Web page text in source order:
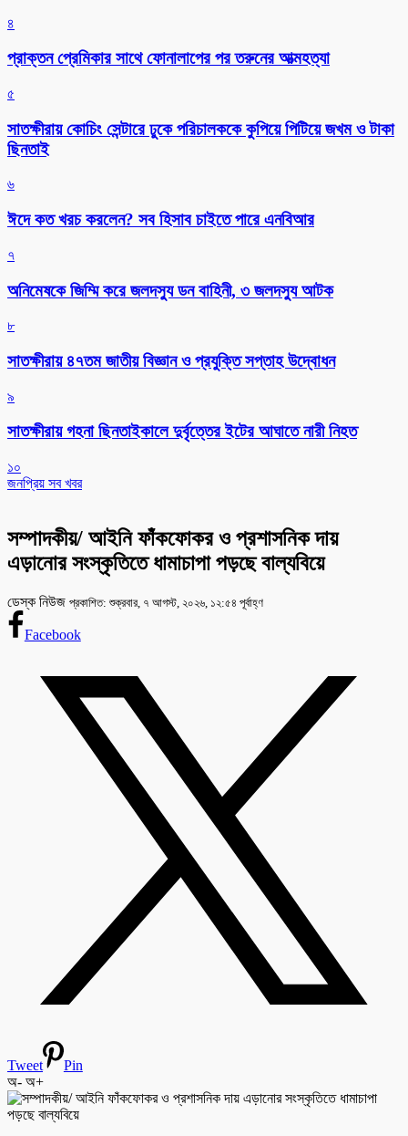
৪
প্রাক্তন প্রেমিকার সাথে ফোনালাপের পর তরুনের আত্মহত্যা
৫
সাতক্ষীরায় কোচিং সেন্টারে ঢুকে পরিচালককে কুপিয়ে পিটিয়ে জখম ও টাকা
ছিনতাই
৬
ঈদে কত খরচ করলেন? সব হিসাব চাইতে পারে এনবিআর
৭
অনিমেষকে জিম্মি করে জলদস্যু ডন বাহিনী, ৩ জলদস্যু আটক
৮
সাতক্ষীরায় ৪৭তম জাতীয় বিজ্ঞান ও প্রযুক্তি সপ্তাহ উদ্বোধন
৯
সাতক্ষীরায় গহনা ছিনতাইকালে দুর্বৃত্তের ইটের আঘাতে নারী নিহত
১০
জনপ্রিয় সব খবর
সম্পাদকীয়/ আইনি ফাঁকফোকর ও প্রশাসনিক দায়
এড়ানোর সংস্কৃতিতে ধামাচাপা পড়ছে বাল্যবিয়ে
ডেস্ক নিউজ প্রকাশিত: শুক্রবার, ৭ আগস্ট, ২০২৬, ১২:৫৪ পূর্বাহ্ণ
Facebook
Tweet
Pin
অ- অ+